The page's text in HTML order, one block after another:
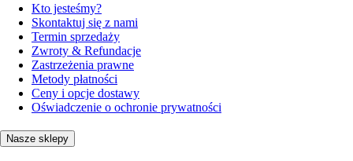
Kto jesteśmy?
Skontaktuj się z nami
Termin sprzedaży
Zwroty & Refundacje
Zastrzeżenia prawne
Metody płatności
Ceny i opcje dostawy
Oświadczenie o ochronie prywatności
Nasze sklepy